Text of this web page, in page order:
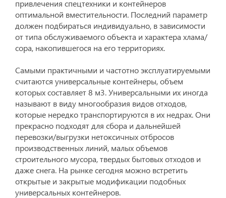
привлечения спецтехники и контейнеров
оптимальной вместительности. Последний параметр
должен подбираться индивидуально, в зависимости
от типа обслуживаемого объекта и характера хлама/
сора, накопившегося на его территориях.
Самыми практичными и частотно эксплуатируемыми
считаются универсальные контейнеры, объем
которых составляет 8 м3. Универсальными их иногда
называют в виду многообразия видов отходов,
которые нередко транспортируются в их недрах. Они
прекрасно подходят для сбора и дальнейшей
перевозки/выгрузки нетоксичных отбросов
производственных линий, малых объемов
строительного мусора, твердых бытовых отходов и
даже снега. На рынке сегодня можно встретить
открытые и закрытые модификации подобных
универсальных контейнеров.